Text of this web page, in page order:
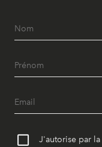
J'autorise par